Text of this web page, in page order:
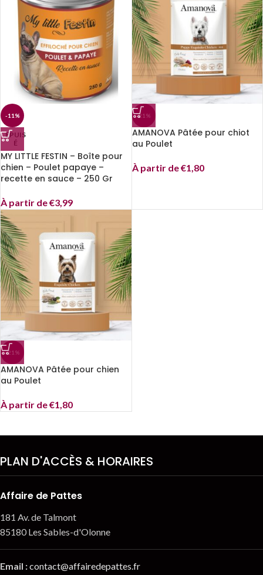
-11%
EPUIS
É
MY LITTLE FESTIN – Boîte pour
chien – Poulet papaye –
recette en sauce – 250 Gr
À partir de€3,99
-21%
AMANOVA Pâtée pour chiot
au Poulet
À partir de€1,80
-21%
AMANOVA Pâtée pour chien
au Poulet
À partir de€1,80
PLAN D'ACCÈS & HORAIRES
Affaire de Pattes
181 Av. de Talmont
85180 Les Sables-d'Olonne
Email :contact@affairedepattes.fr